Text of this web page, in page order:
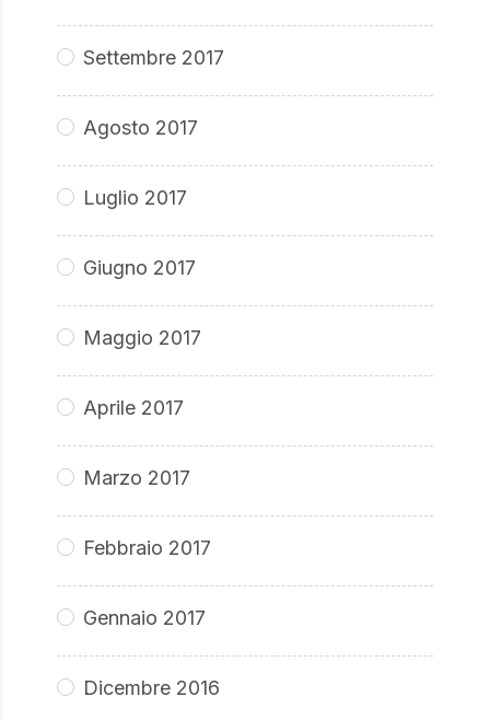
Settembre 2017
Agosto 2017
Luglio 2017
Giugno 2017
Maggio 2017
Aprile 2017
Marzo 2017
Febbraio 2017
Gennaio 2017
Dicembre 2016